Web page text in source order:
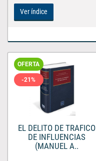
Ver índice
OFERTA
-21%
EL DELITO DE TRAFICO
DE INFLUENCIAS
(MANUEL A..